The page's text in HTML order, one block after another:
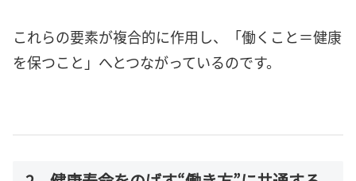
これらの要素が複合的に作用し、「働くこと＝健康
を保つこと」へとつながっているのです。